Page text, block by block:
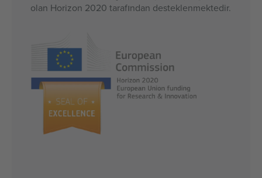
olan Horizon 2020 tarafından desteklenmektedir.